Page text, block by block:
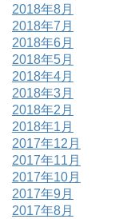
2018年8月
2018年7月
2018年6月
2018年5月
2018年4月
2018年3月
2018年2月
2018年1月
2017年12月
2017年11月
2017年10月
2017年9月
2017年8月